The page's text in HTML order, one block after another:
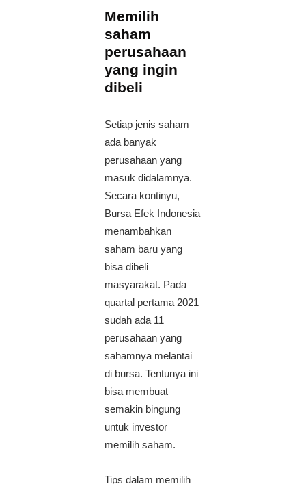
Memilih
saham
perusahaan
yang ingin
dibeli
Setiap jenis saham
ada banyak
perusahaan yang
masuk didalamnya.
Secara kontinyu,
Bursa Efek Indonesia
menambahkan
saham baru yang
bisa dibeli
masyarakat. Pada
quartal pertama 2021
sudah ada 11
perusahaan yang
sahamnya melantai
di bursa. Tentunya ini
bisa membuat
semakin bingung
untuk investor
memilih saham.
Tips dalam memilih